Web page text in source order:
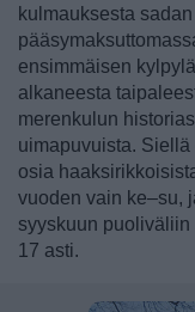
kulmauksesta
ensimmäisen
alkaneesta
merenkulun
uimapuvuista.
osia
vuoden vain ke–su,
syyskuun
17 asti.